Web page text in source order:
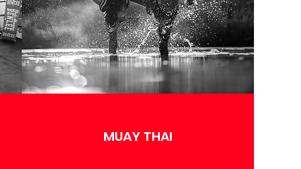
MUAY THAI